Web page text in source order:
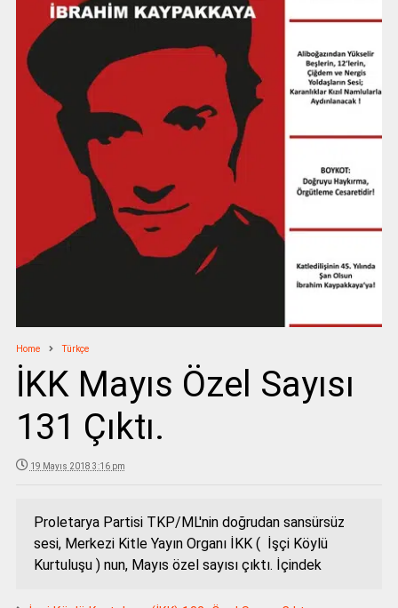
Home Türkçe
İKK Mayıs Özel Sayısı
131 Çıktı.
19 Mayıs 2018 3:16 pm
Proletarya Partisi TKP/ML'nin doğrudan sansürsüz
sesi, Merkezi Kitle Yayın Organı İKK ( İşçi Köylü
Kurtuluşu ) nun, Mayıs özel sayısı çıktı. İçindek